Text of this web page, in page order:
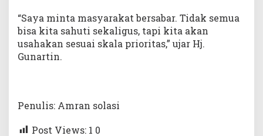
“Saya minta masyarakat bersabar. Tidak semua
bisa kita sahuti sekaligus, tapi kita akan
usahakan sesuai skala prioritas,” ujar Hj.
Gunartin.
Penulis: Amran solasi
Post Views: 1 0